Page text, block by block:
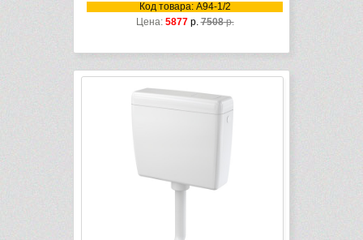
Код товара: A94-1/2
Цена: 5877р.7508р.